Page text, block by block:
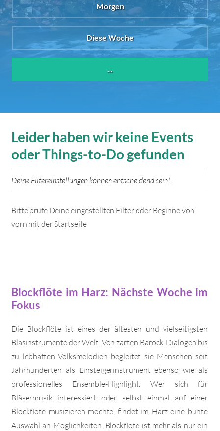
Morgen
Diese Woche
Leider haben wir keine Events
oder Things-to-Do gefunden
Deine Filtereinstellungen können entscheidend sein!
Bitte prüfe Deine eingestellten Filter oder Beginne von
vorn mit der Startseite
Blockflöte im Harz: Nächste Woche im
Fokus
Die Blockflöte ist eines der ältesten und vielseitigsten
Blasinstrumente der Welt. Von zarten Barock-Dialogen bis
zu lebhaften Volksmelodien begleitet sie Menschen seit
Jahrhunderten als Einsteigerinstrument ebenso wie als
professionelles Ensemble-Highlight. Wer sich für
Bläsermusik interessiert oder selbst einmal auf einer
Blockflöte musizieren möchte, findet im Harz eine bunte
Auswahl an Möglichkeiten. Blockflöte ist mehr als nur ein